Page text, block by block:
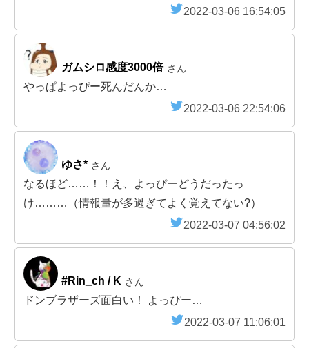
2022-03-06 16:54:05
ガムシロ感度3000倍 さん
やっぱよっぴー死んだんか…
2022-03-06 22:54:06
ゆさ* さん
なるほど……！！え、よっぴーどうだったっ
け………（情報量が多過ぎてよく覚えてない?）
2022-03-07 04:56:02
#Rin_ch / K さん
ドンブラザーズ面白い！ よっぴー…
2022-03-07 11:06:01